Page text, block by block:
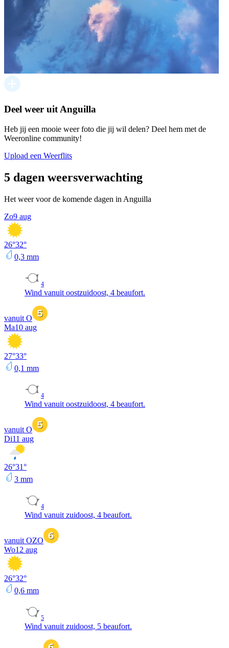
Deel weer uit Anguilla
Heb jij een mooie weer foto die jij wil delen? Deel hem met de
Weeronline community!
Upload een Weerflits
5 dagen weersverwachting
Het weer voor de komende dagen in Anguilla
Zo9 aug
26°32°
0,3 mm
4
Wind vanuit oostzuidoost, 4 beaufort.
vanuit O
Ma10 aug
27°33°
0,1 mm
4
Wind vanuit oostzuidoost, 4 beaufort.
vanuit O
Di11 aug
26°31°
3 mm
4
Wind vanuit zuidoost, 4 beaufort.
vanuit OZO
Wo12 aug
26°32°
0,6 mm
5
Wind vanuit zuidoost, 5 beaufort.